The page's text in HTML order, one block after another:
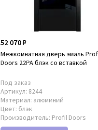
52 070 ₽
Межкомнатная дверь эмаль
Doors 22PA блэк со вставкой
Под заказ
Артикул: 8244
Материал: алюминий
Цвет: блэк
Производитель: Profil Doors